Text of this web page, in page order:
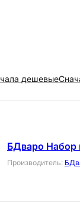
дешевые
БДваро Набор
Производитель: